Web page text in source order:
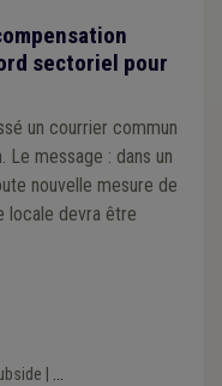
sectoriel pour
un courrier commun
Le message : dans un
nouvelle mesure de
locale devra être
...